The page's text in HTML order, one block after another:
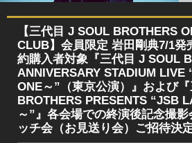
【三代目 J SOUL BROTHERS
CLUB】会員限定 岩田剛典7/1発
約購入者対象『三代目 J SOUL
ANNIVERSARY STADIUM LIVE
ONE～”（東京公演）』および
BROTHERS PRESENTS “JSB
～”』各会場での終演後記念撮
ッチ会（お見送り会）ご招待決定